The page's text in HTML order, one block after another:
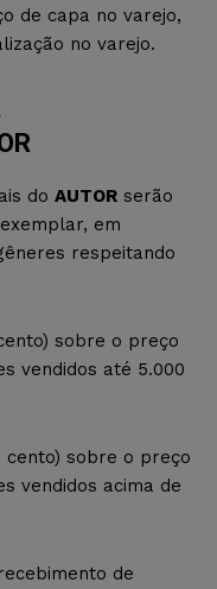
de capa no varejo,
no varejo.
do AUTOR serão
em
respeitando
sobre o preço
vendidos até 5.000
cento) sobre o preço
vendidos acima de
de